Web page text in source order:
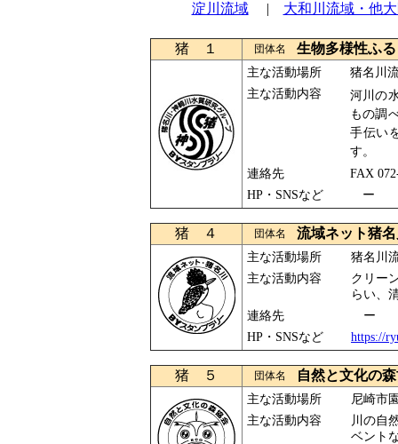
淀川流域| 大和川流域・他
猪 １ 団体名 生物多様性ふ
主な活動場所
猪名川
主な活動内容
河川の
もの調
手伝い
す。
連絡先
FAX
HP・SNSなど
ー
猪 ４ 団体名 流域ネット猪
主な活動場所
猪名川
主な活動内容
クリー
らい、
連絡先
ー
HP・SNSなど
https://
猪 ５ 団体名 自然と文化の
主な活動場所
尼崎市
主な活動内容
川の自
ベント